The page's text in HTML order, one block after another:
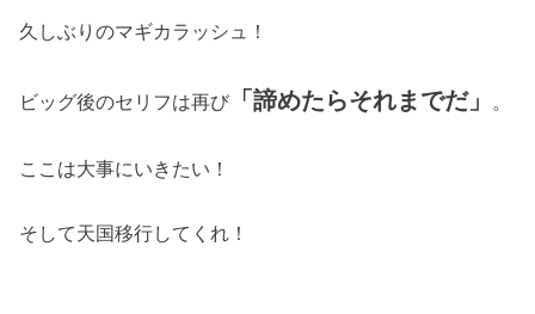
久しぶりのマギカラッシュ！
ビッグ後のセリフは再び 「諦めたらそれまでだ」 。
ここは大事にいきたい！
そして天国移行してくれ！